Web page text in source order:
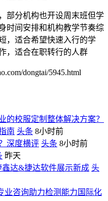
部分机构也开设周末班但学
时间安排和机构教学节奏综
，适合希望快速入行的学
，适合在职转行的人群
dongtai/5945.html
的校服定制整体解决方案？
南 头条 8小时前
深度横评 头条 8小时前
昨天
达&捷达软件展示新成 头
业咨询助力检测能力国际化